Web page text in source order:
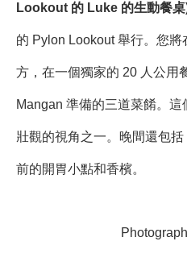
Lookout 的 Luke 的生動餐
的 Pylon Lookout 舉行。您
方，在一個獨家的 20 人公用
Mangan 準備的三道菜餚。
壯觀的視角之一。晚間還包
前的開胃小點和香檳。